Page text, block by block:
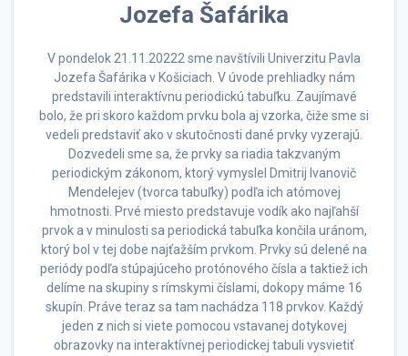
Jozefa Šafárika
V pondelok 21.11.20222 sme navštívili Univerzitu Pavla
Jozefa Šafárika v Košiciach. V úvode prehliadky nám
predstavili interaktívnu periodickú tabuľku. Zaujímavé
bolo, že pri skoro každom prvku bola aj vzorka, čiže sme si
vedeli predstaviť ako v skutočnosti dané prvky vyzerajú.
Dozvedeli sme sa, že prvky sa riadia takzvaným
periodickým zákonom, ktorý vymyslel Dmitrij Ivanovič
Mendelejev (tvorca tabuľky) podľa ich atómovej
hmotnosti. Prvé miesto predstavuje vodík ako najľahší
prvok a v minulosti sa periodická tabuľka končila uránom,
ktorý bol v tej dobe najťažším prvkom. Prvky sú delené na
periódy podľa stúpajúceho protónového čísla a taktiež ich
delíme na skupiny s rímskymi číslami, dokopy máme 16
skupín. Práve teraz sa tam nachádza 118 prvkov. Každý
jeden z nich si viete pomocou vstavanej dotykovej
obrazovky na interaktívnej periodickej tabuli vysvietiť